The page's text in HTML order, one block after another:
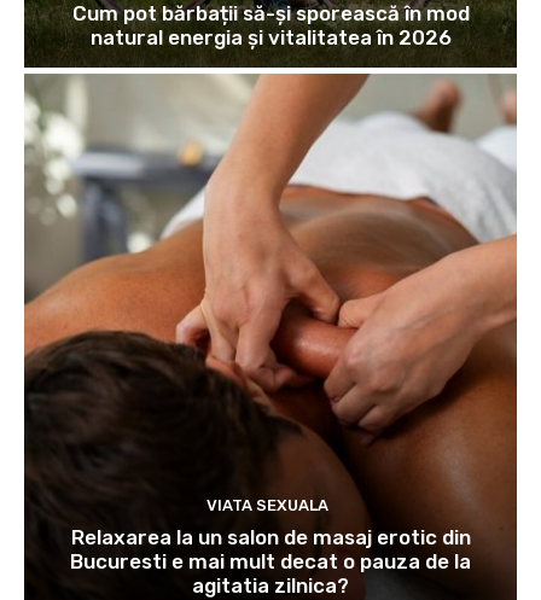
Cum pot bărbații să-și sporească în mod
natural energia și vitalitatea în 2026
VIATA SEXUALA
Relaxarea la un salon de masaj erotic din
Bucuresti e mai mult decat o pauza de la
agitatia zilnica?